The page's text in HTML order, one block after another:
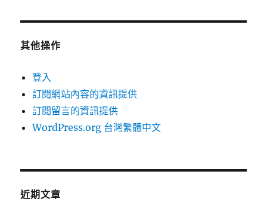
其他操作
登入
訂閱網站內容的資訊提供
訂閱留言的資訊提供
WordPress.org 台灣繁體中文
近期文章